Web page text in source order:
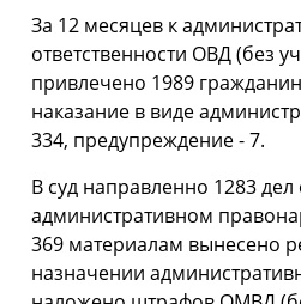
За 12 месяцев к
ответственности ОВД (без
привлечено 1989
наказание в виде
334, предупреждение - 7.
В суд направленно 1283 дел
административном
369 материалам вынесено
назначении